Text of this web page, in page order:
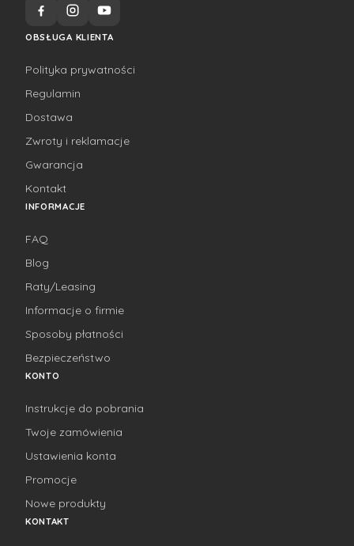
OBSŁUGA KLIENTA
Polityka prywatności
Regulamin
Dostawa
Zwroty i reklamacje
Gwarancja
Kontakt
INFORMACJE
FAQ
Blog
Raty/Leasing
Informacje o firmie
Sposoby płatności
Bezpieczeństwo
KONTO
Instrukcje do pobrania
Twoje zamówienia
Ustawienia konta
Promocje
Nowe produkty
KONTAKT